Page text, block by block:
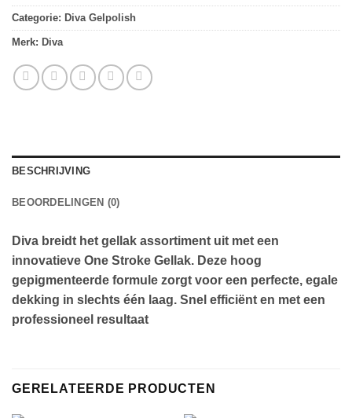
Categorie: Diva Gelpolish
Merk: Diva
BESCHRIJVING
BEOORDELINGEN (0)
Diva breidt het gellak assortiment uit met een
innovatieve One Stroke Gellak. Deze hoog
gepigmenteerde formule zorgt voor een perfecte, egale
dekking in slechts één laag. Snel efficiënt en met een
professioneel resultaat
GERELATEERDE PRODUCTEN